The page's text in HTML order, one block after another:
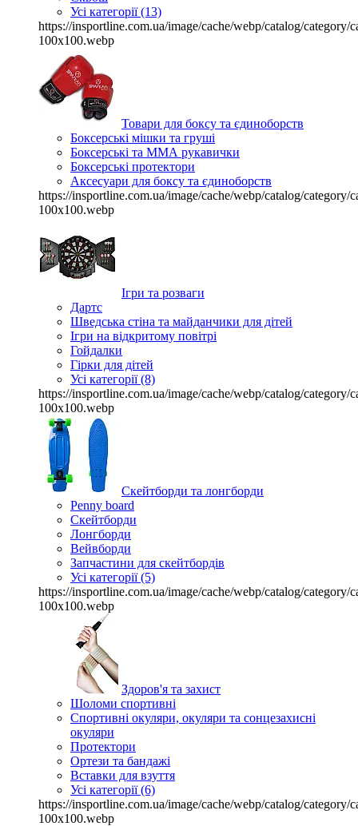
Усі категорії (13)
https://insportline.com.ua/image/cache/webp/catalog/category/
100x100.webp
Товари для боксу та єдиноборств
Боксерські мішки та груші
Боксерські та ММА рукавички
Боксерські протектори
Аксесуари для боксу та єдиноборств
https://insportline.com.ua/image/cache/webp/catalog/category/
100x100.webp
Ігри та розваги
Дартс
Шведська стіна та майданчики для дітей
Ігри на відкритому повітрі
Гойдалки
Гірки для дітей
Усі категорії (8)
https://insportline.com.ua/image/cache/webp/catalog/category/
100x100.webp
Скейтборди та лонгборди
Penny board
Скейтборди
Лонгборди
Вейвборди
Запчастини для скейтбордів
Усі категорії (5)
https://insportline.com.ua/image/cache/webp/catalog/category/
100x100.webp
Здоров'я та захист
Шоломи спортивні
Спортивні окуляри, окуляри та сонцезахисні
окуляри
Протектори
Ортези та бандажі
Вставки для взуття
Усі категорії (6)
https://insportline.com.ua/image/cache/webp/catalog/category/
100x100.webp